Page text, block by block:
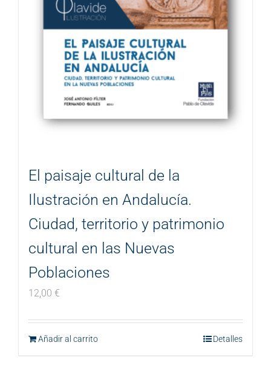
El paisaje cultural de la
Ilustración en Andalucía.
Ciudad, territorio y patrimonio
cultural en las Nuevas
Poblaciones
12,00 €
Añadir al carrito Detalles